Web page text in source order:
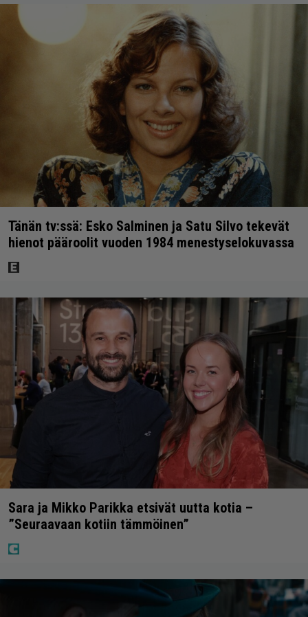
Tänän tv:ssä: Esko Salminen ja Satu Silvo tekevät
hienot pääroolit vuoden 1984 menestyselokuvassa
Sara ja Mikko Parikka etsivät uutta kotia –
”Seuraavaan kotiin tämmöinen”